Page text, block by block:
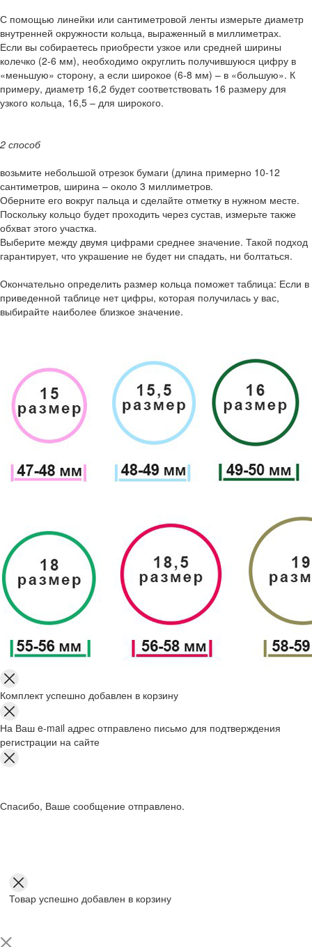
С помощью линейки или сантиметровой ленты измерьте диаметр
внутренней окружности кольца, выраженный в миллиметрах.
Если вы собираетесь приобрести узкое или средней ширины
колечко (2-6 мм), необходимо округлить получившуюся цифру в
«меньшую» сторону, а если широкое (6-8 мм) – в «большую». К
примеру, диаметр 16,2 будет соответствовать 16 размеру для
узкого кольца, 16,5 – для широкого.
2 способ
возьмите небольшой отрезок бумаги (длина примерно 10-12
сантиметров, ширина – около 3 миллиметров.
Оберните его вокруг пальца и сделайте отметку в нужном месте.
Поскольку кольцо будет проходить через сустав, измерьте также
обхват этого участка.
Выберите между двумя цифрами среднее значение. Такой подход
гарантирует, что украшение не будет ни спадать, ни болтаться.
Окончательно определить размер кольца поможет таблица: Если в
приведенной таблице нет цифры, которая получилась у вас,
выбирайте наиболее близкое значение.
Комплект успешно добавлен в корзину
На Ваш e-mail адрес отправлено письмо для подтверждения
регистрации на сайте
Спасибо, Ваше сообщение отправлено.
Товар успешно добавлен в корзину